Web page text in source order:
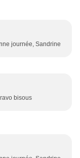
journée, Sandrine
bisous